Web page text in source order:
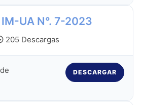
UA N°. 7-2023
205 Descargas
DESCARGAR